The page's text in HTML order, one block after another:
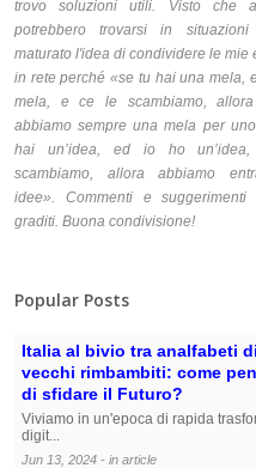
trovo soluzioni utili. Visto che
potrebbero trovarsi in
maturato l'idea di condividere le mie
in rete perché «se tu hai una mela,
mela, e ce le scambiamo,
abbiamo sempre una mela per
hai un’idea, ed io ho
scambiamo, allora abbiamo
idee». Commenti e suggerimenti
graditi. Buona condivisione!
Popular Posts
Italia al bivio tra analfabeti
vecchi rimbambiti: come
di sfidare il Futuro?
Viviamo in un'epoca di rapida
digit...
Jun 13, 2024 - in article